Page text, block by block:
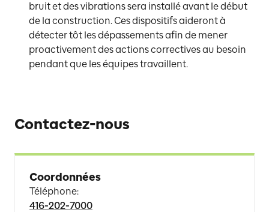
bruit et des vibrations sera installé avant le début
de la construction. Ces dispositifs aideront à
détecter tôt les dépassements afin de mener
proactivement des actions correctives au besoin
pendant que les équipes travaillent.
Contactez-nous
Coordonnées
Téléphone:
416-202-7000